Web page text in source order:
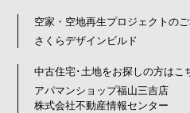
空家・空地再生プロジェクトの
さくらデザインビルド
中古住宅･土地をお探しの方はこ
アパマンショップ福山三吉店
株式会社不動産情報センター